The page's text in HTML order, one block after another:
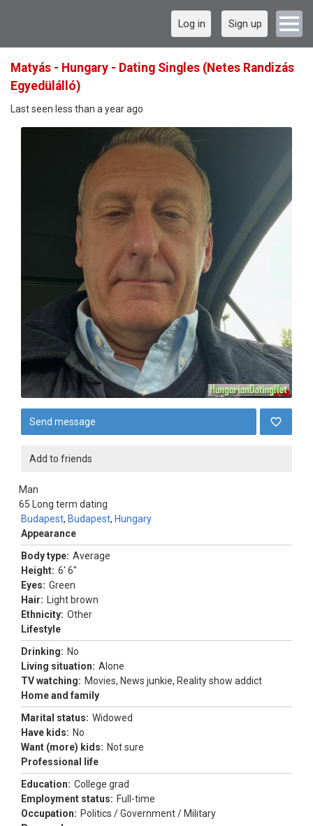
Log in Sign up
Matyás - Hungary - Dating Singles (Netes Randizás
Egyedülálló)
Last seen less than a year ago
Send message
Add to friends
Man
65
Budapest, Budapest, Hungary
Long term dating
Appearance
Body type: Average
Height: 6' 6"
Eyes: Green
Hair:
Light brown
Ethnicity: Other
Lifestyle
Drinking: No
Living situation: Alone
TV watching: Movies, News junkie, Reality show addict
Home and family
Marital status: Widowed
Have kids: No
Want (more) kids: Not sure
Professional life
Education: College grad
Employment status: Full-time
Occupation: Politics / Government / Military